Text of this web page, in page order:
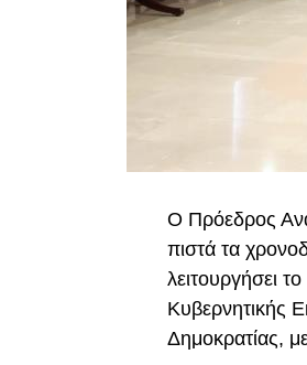
Ο Πρόεδρος
πιστά τα
λειτουργήσει
Κυβερνητικής
Δημοκρατίας,